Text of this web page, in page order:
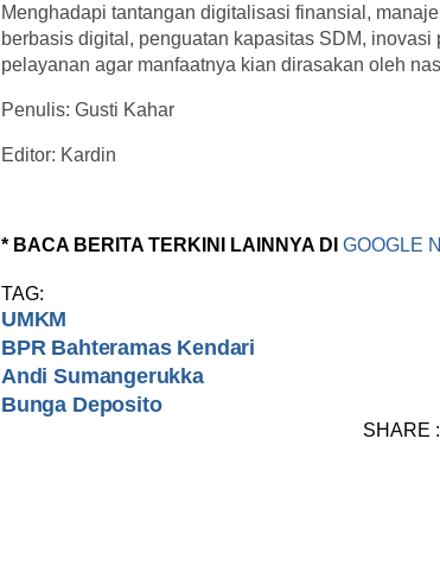
Menghadapi tantangan digitalisasi finansial,
berbasis digital, penguatan kapasitas SDM,
pelayanan agar manfaatnya kian dirasakan oleh
Penulis: Gusti Kahar
Editor: Kardin
* BACA BERITA TERKINI LAINNYA DI GOOGLE
TAG:
UMKM
BPR Bahteramas Kendari
Andi Sumangerukka
Bunga Deposito
SHARE :